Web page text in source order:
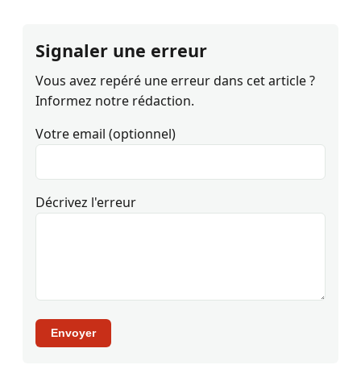
Signaler une erreur
Vous avez repéré une erreur dans cet article ?
Informez notre rédaction.
Votre email (optionnel)
Décrivez l'erreur
Envoyer